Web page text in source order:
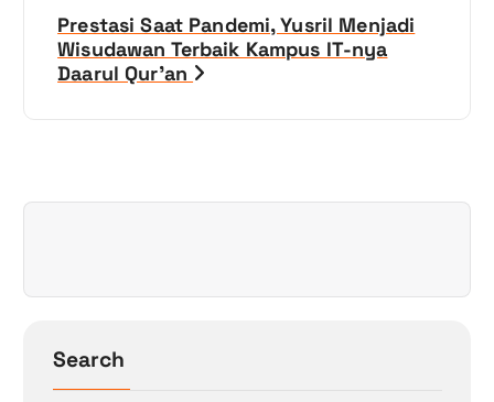
s
p
Prestasi Saat Pandemi, Yusril Menjadi
Wisudawan Terbaik Kampus IT-nya
Daarul Qur’an
Search